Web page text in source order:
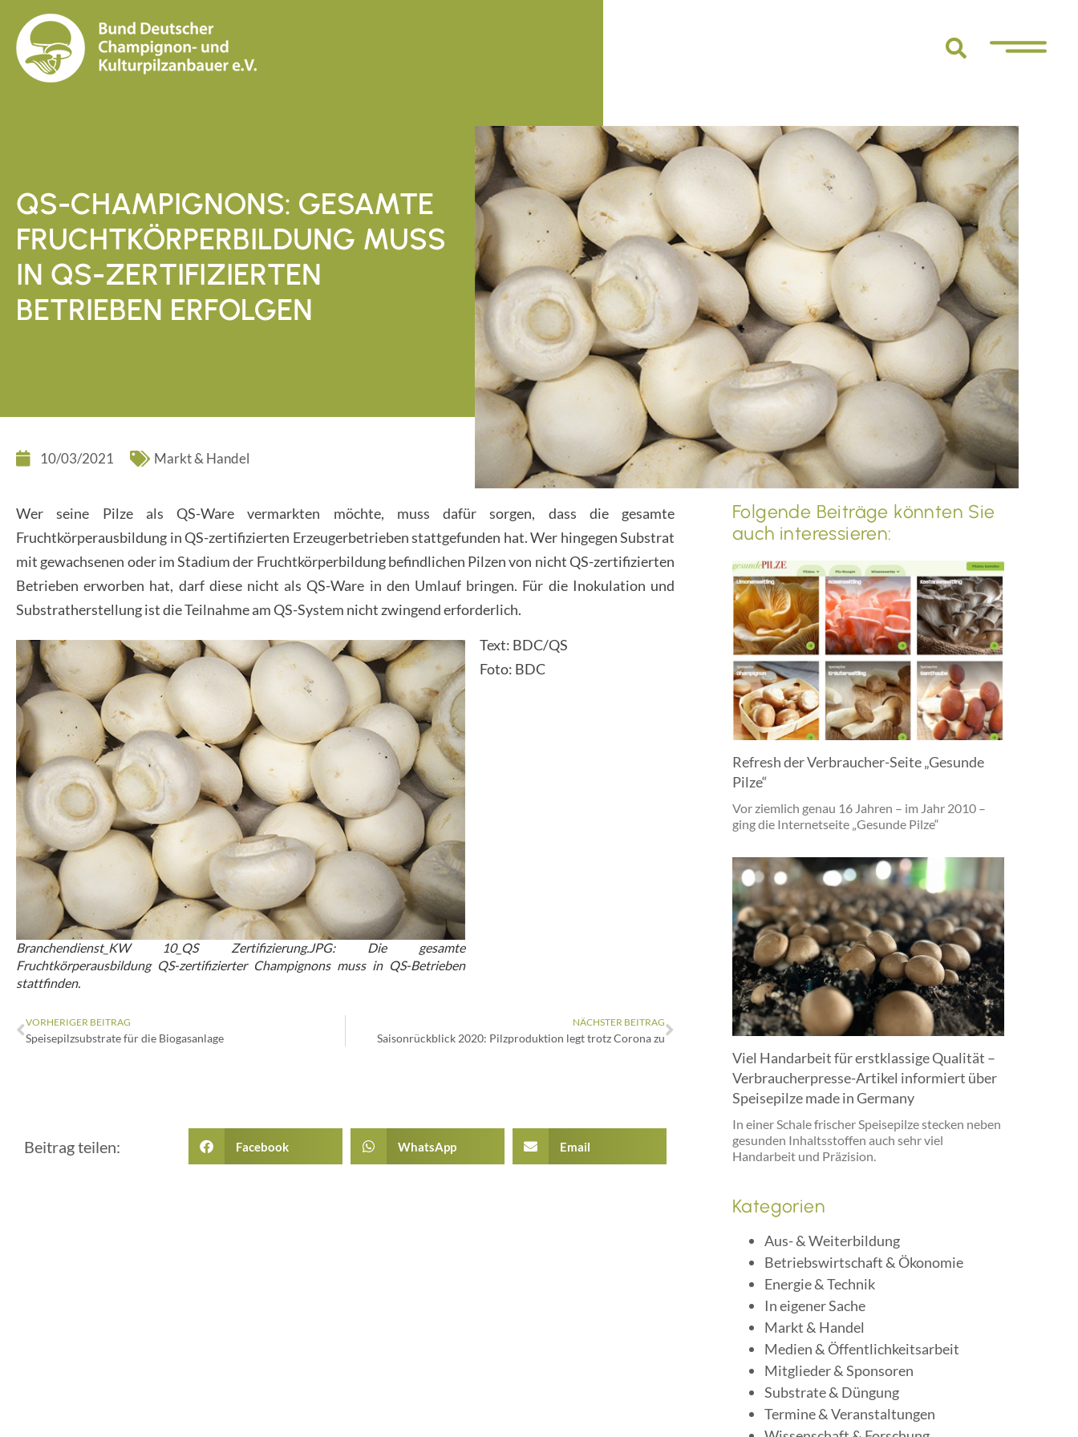
QS-CHAMPIGNONS: GESAMTE
FRUCHTKÖRPERBILDUNG MUSS
IN QS-ZERTIFIZIERTEN
BETRIEBEN ERFOLGEN
10/03/2021 Markt & Handel
Wer seine Pilze als QS-Ware vermarkten möchte, muss dafür sorgen, dass die gesamte
Fruchtkörperausbildung in QS-zertifizierten Erzeugerbetrieben stattgefunden hat. Wer hingegen Substrat
mit gewachsenen oder im Stadium der Fruchtkörperbildung befindlichen Pilzen von nicht QS-zertifizierten
Betrieben erworben hat, darf diese nicht als QS-Ware in den Umlauf bringen. Für die Inokulation und
Substratherstellung ist die Teilnahme am QS-System nicht zwingend erforderlich.
Branchendienst_KW 10_QS Zertifizierung.JPG: Die gesamte
Fruchtkörperausbildung QS-zertifizierter Champignons muss in QS-Betrieben
stattfinden.
Text: BDC/QS
Foto: BDC
VORHERIGER BEITRAG
Speisepilzsubstrate für die Biogasanlage
NÄCHSTER BEITRAG
Saisonrückblick 2020: Pilzproduktion legt trotz Corona zu
Beitrag teilen: Facebook WhatsApp Email
Folgende Beiträge könnten Sie
auch interessieren:
Refresh der Verbraucher-Seite „Gesunde
Pilze“
Vor ziemlich genau 16 Jahren – im Jahr 2010 –
ging die Internetseite „Gesunde Pilze“
Viel Handarbeit für erstklassige Qualität –
Verbraucherpresse-Artikel informiert über
Speisepilze made in Germany
In einer Schale frischer Speisepilze stecken neben
gesunden Inhaltsstoffen auch sehr viel
Handarbeit und Präzision.
Kategorien
Aus- & Weiterbildung
Betriebswirtschaft & Ökonomie
Energie & Technik
In eigener Sache
Markt & Handel
Medien & Öffentlichkeitsarbeit
Mitglieder & Sponsoren
Substrate & Düngung
Termine & Veranstaltungen